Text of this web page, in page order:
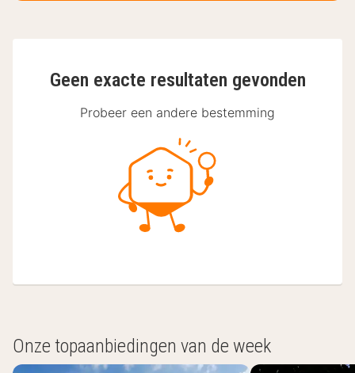
Geen exacte resultaten gevonden
Probeer een andere bestemming
Onze topaanbiedingen van de week